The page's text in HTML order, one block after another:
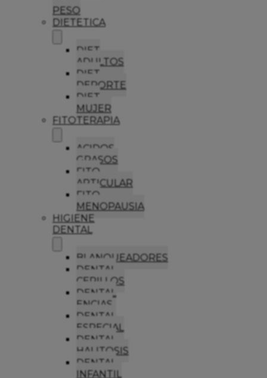
PESO
DIETETICA
DIET
ADULTOS
DIET
DEPORTE
DIET
MUJER
FITOTERAPIA
ACIDOS
GRASOS
FITO
ARTICULAR
FITO
MENOPAUSIA
HIGIENE
DENTAL
BLANQUEADORES
DENTAL
CEPILLOS
DENTAL
ENCIAS
DENTAL
ESPECIAL
DENTAL
HALITOSIS
DENTAL
INFANTIL